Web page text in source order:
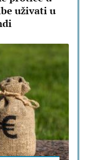
uživati u